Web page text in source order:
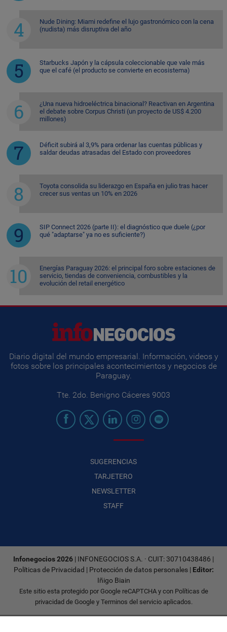
Nude Dining: Miami redefine el lujo gastronómico con la cena
(nudista) más disruptiva del año
Starbucks Japón y la cápsula coleccionable que vale más
que el café (el producto se convierte en ecosistema)
¿Una nueva hidroeléctrica binacional? Reactivan en Argentina
el debate sobre Corpus Christi (un proyecto de US$ 4.200
millones)
Déficit subirá al 3,9% para ordenar las cuentas públicas y
saldar deudas atrasadas del Estado con proveedores
Toyota consolida su liderazgo en España en julio tras hacer
crecer sus ventas un 10% en 2026
SIP Connect 2026 (parte II): el diagnóstico que duele (¿por
qué "adaptarse" ya no es suficiente?)
Energías Paraguay 2026: el principal foro sobre estaciones de
servicio, tiendas de conveniencia, combustibles y la
evolución del retail energético
Diario digital del mundo empresarial. Información, videos y
fotos sobre los principales acontecimientos y negocios de
Paraguay.
Tte. 2do. Benigno Cáceres 9003
SUGERENCIAS
TARJETERO
NEWSLETTER
STAFF
Infonegocios 2026 | INFONEGOCIOS S.A. · CUIT: 30710438486 |
Políticas de Privacidad | Protección de datos personales| Editor:
Iñigo Biain
Este sitio esta protegido por Google reCAPTCHA y con Políticas de
privacidad de Googley Terminos del servicioaplicados.